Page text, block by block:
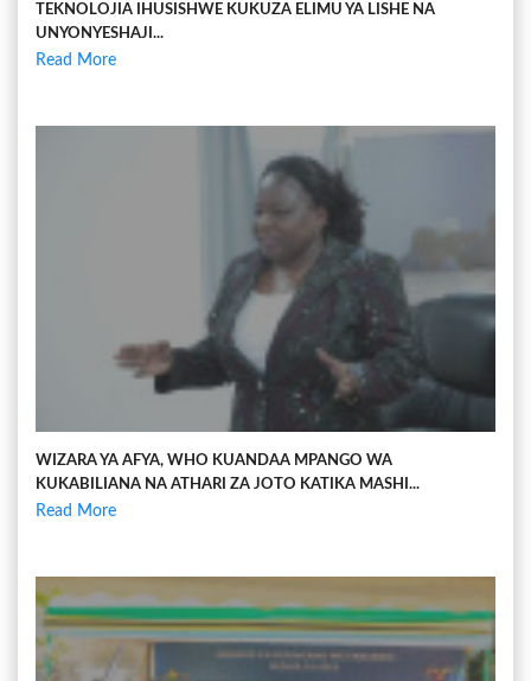
TEKNOLOJIA IHUSISHWE KUKUZA ELIMU YA LISHE NA
UNYONYESHAJI...
Read More
WIZARA YA AFYA, WHO KUANDAA MPANGO WA
KUKABILIANA NA ATHARI ZA JOTO KATIKA MASHI...
Read More